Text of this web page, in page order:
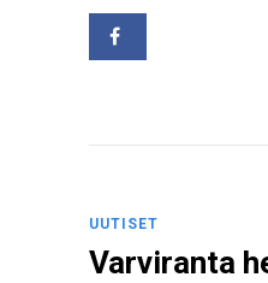
UUTISET
Varviranta